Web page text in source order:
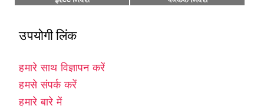
उपयोगी लिंक
हमारे साथ विज्ञापन करें
हमसे संपर्क करें
हमारे बारे में